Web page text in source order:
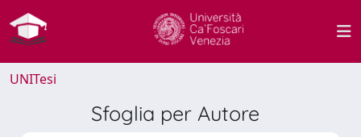
UNITesi
Sfoglia per Autore